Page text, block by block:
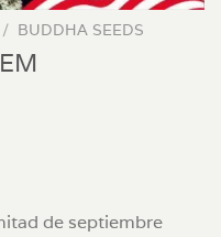
/ BUDDHA SEEDS
de septiembre